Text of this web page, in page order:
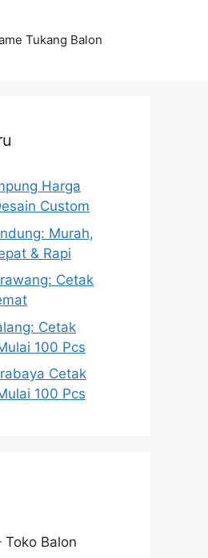
Tukang Balon
Harga
Custom
Murah,
& Rapi
Cetak
Cetak
100 Pcs
Cetak
100 Pcs
Toko Balon